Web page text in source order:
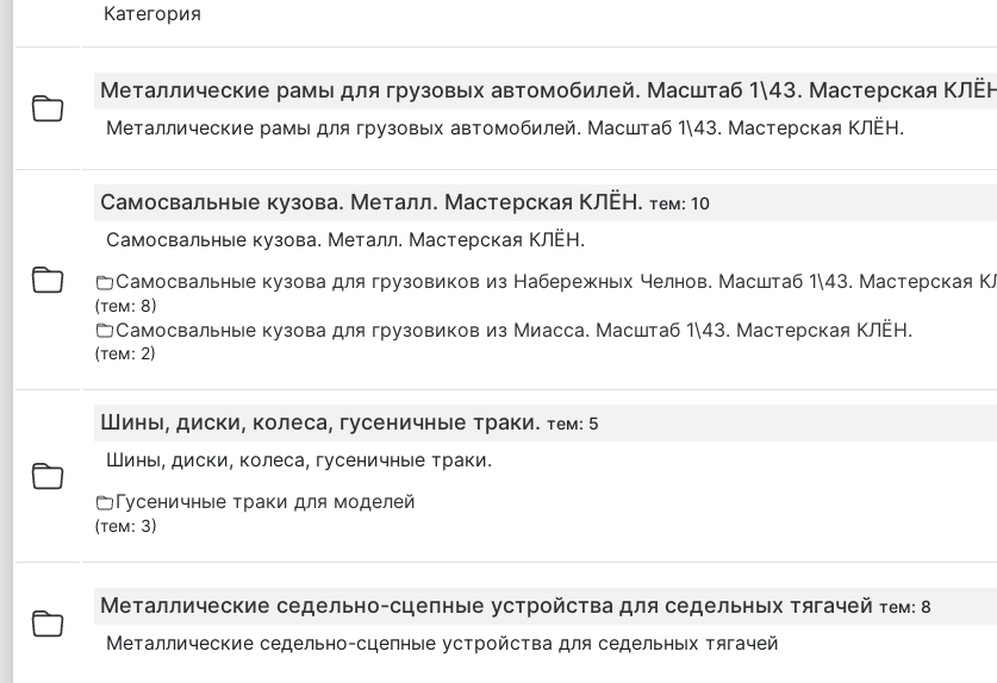
Категория
Металлические рамы для грузовых автомобилей. Масштаб 1\43. Мастерская
Металлические рамы для грузовых автомобилей. Масштаб 1\43. Мастерская КЛЁН.
Самосвальные кузова. Металл. Мастерская КЛЁН. тем: 10
Самосвальные кузова. Металл. Мастерская КЛЁН.
Самосвальные кузова для грузовиков из Набережных Челнов. Масштаб 1\43. Мастерская
(тем: 8)
Самосвальные кузова для грузовиков из Миасса. Масштаб 1\43. Мастерская КЛЁН.
(тем: 2)
Шины, диски, колеса, гусеничные траки. тем: 5
Шины, диски, колеса, гусеничные траки.
Гусеничные траки для моделей
(тем: 3)
Металлические седельно-сцепные устройства для седельных тягачей тем: 8
Металлические седельно-сцепные устройства для седельных тягачей